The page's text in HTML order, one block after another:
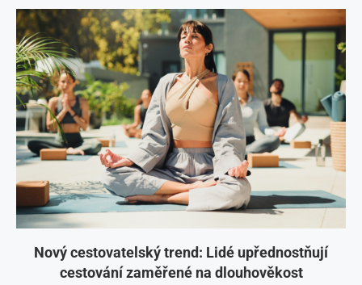
Nový cestovatelský trend: Lidé upřednostňují
cestování zaměřené na dlouhověkost